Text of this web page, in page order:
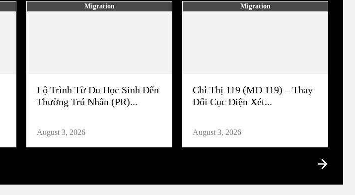
Migration
Lộ Trình Từ Du Học Sinh Đến
Thường Trú Nhân (PR)...
August 3, 2026
Migration
Chỉ Thị 119 (MD 119) – Thay
Đổi Cục Diện Xét...
August 3, 2026